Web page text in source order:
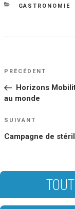
le
CATÉGORIES
GASTRONOMIE
NAVIGATION
DE
L’ARTICLE
Article
PRÉCÉDENT
Horizons
au monde
Article
SUIVANT
Campagne de